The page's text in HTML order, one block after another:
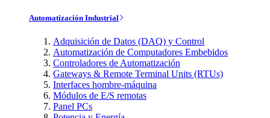
Automatización Industrial
Adquisición de Datos (DAQ) y Control
Automatización de Computadores Embebidos
Controladores de Automatización
Gateways & Remote Terminal Units (RTUs)
Interfaces hombre-máquina
Módulos de E/S remotas
Panel PCs